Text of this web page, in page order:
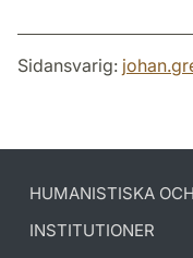
Sidansvarig:
HUMANISTISKA
INSTITUTIONER